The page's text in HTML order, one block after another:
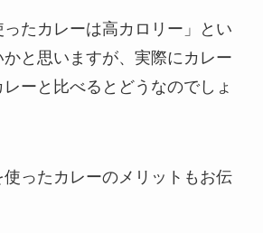
ったカレーは高カロリー」とい
と思いますが、実際にカレー
ーと比べるとどうなのでしょ
使ったカレーのメリットもお伝